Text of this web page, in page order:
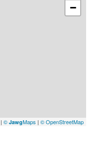
−
| © JawgMaps | © OpenStreetMap